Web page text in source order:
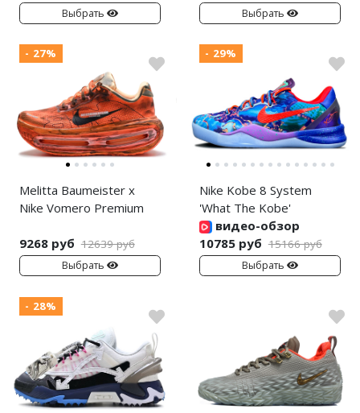
Выбрать Выбрать
- 27%
Melitta Baumeister x
Nike Vomero Premium
9268 руб 12639 руб
Выбрать
- 29%
Nike Kobe 8 System
'What The Kobe'
видео-обзор
10785 руб 15166 руб
Выбрать
- 28%